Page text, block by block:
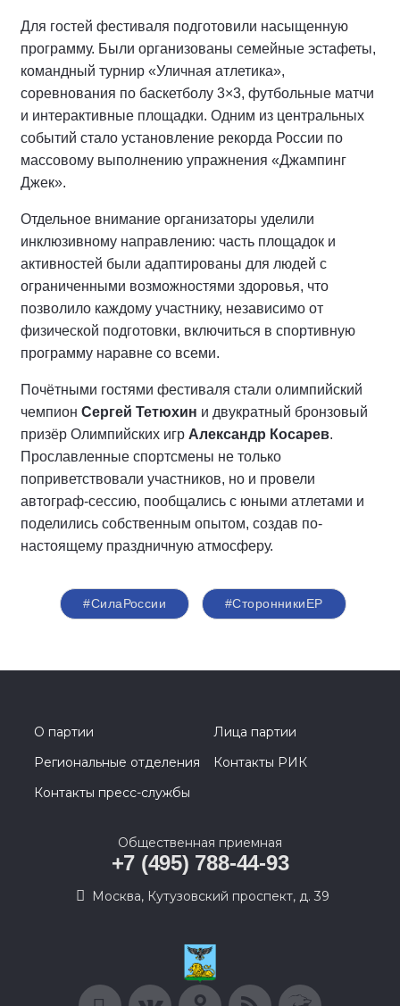
Для гостей фестиваля подготовили насыщенную
программу. Были организованы семейные эстафеты,
командный турнир «Уличная атлетика»,
соревнования по баскетболу 3×3, футбольные матчи
и интерактивные площадки. Одним из центральных
событий стало установление рекорда России по
массовому выполнению упражнения «Джампинг
Джек».
Отдельное внимание организаторы уделили
инклюзивному направлению: часть площадок и
активностей были адаптированы для людей с
ограниченными возможностями здоровья, что
позволило каждому участнику, независимо от
физической подготовки, включиться в спортивную
программу наравне со всеми.
Почётными гостями фестиваля стали олимпийский
чемпион Сергей Тетюхин и двукратный бронзовый
призёр Олимпийских игр Александр Косарев.
Прославленные спортсмены не только
поприветствовали участников, но и провели
автограф-сессию, пообщались с юными атлетами и
поделились собственным опытом, создав по-
настоящему праздничную атмосферу.
#СилаРоссии #СторонникиЕР
О партии
Лица партии
Региональные отделения
Контакты РИК
Контакты пресс-службы
Общественная приемная
+7 (495) 788-44-93
Москва, Кутузовский проспект, д. 39